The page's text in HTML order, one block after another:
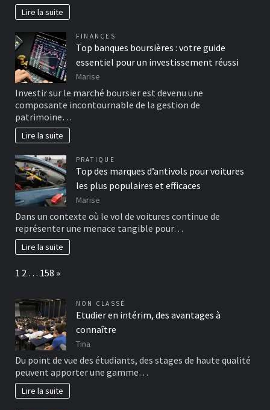
Lire la suite
FINANCES
Top banques boursières : votre guide
essentiel pour un investissement réussi
Marise
Investir sur le marché boursier est devenu une
composante incontournable de la gestion de
patrimoine…
Lire la suite
PRATIQUE
Top des marques d’antivols pour voitures
les plus populaires et efficaces
Marise
Dans un contexte où le vol de voitures continue de
représenter une menace tangible pour…
Lire la suite
Page:
1 2 … 158 Next
»
NON CLASSÉ
Etudier en intérim, des avantages à
connaître
Tina
Du point de vue des étudiants, des stages de haute qualité
peuvent apporter une gamme…
Lire la suite